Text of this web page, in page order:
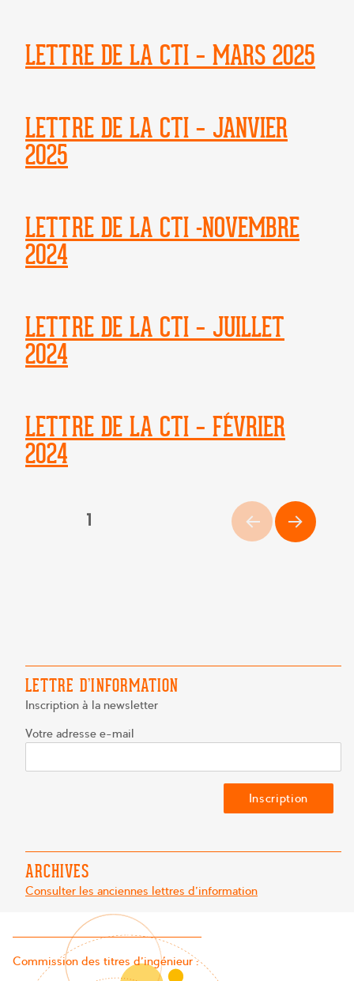
LETTRE DE LA CTI – MARS 2025
LETTRE DE LA CTI – JANVIER
2025
LETTRE DE LA CTI -NOVEMBRE
2024
LETTRE DE LA CTI – JUILLET
2024
LETTRE DE LA CTI – FÉVRIER
2024
PAGINATION
PAGE1
LETTRE D’INFORMATION
Inscription à la newsletter
Votre adresse e-mail
ARCHIVES
Consulter les anciennes lettres d'information
Commission des titres d’ingénieur :